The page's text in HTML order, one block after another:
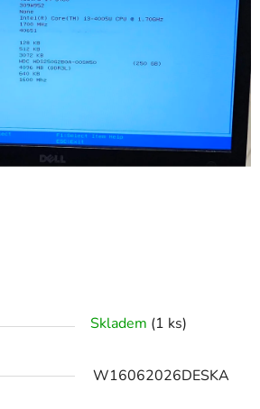
Skladem (1 ks)
W16062026DESKA